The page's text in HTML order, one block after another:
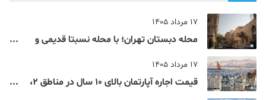
17 مرداد 1405
محله دبستان تهران؛ با محله نسبتا قدیمی و
17 مرداد 1405
قیمت اجاره آپارتمان بالای 10 سال در مناطق 2،